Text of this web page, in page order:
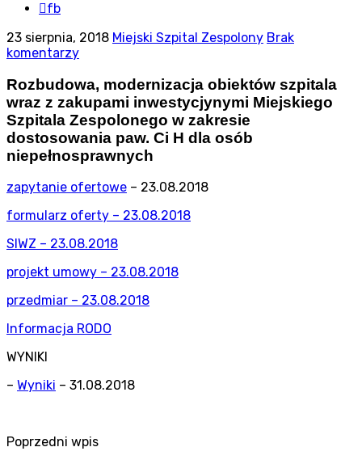
fb
23 sierpnia, 2018 Miejski Szpital Zespolony Brak
komentarzy
Rozbudowa, modernizacja obiektów szpitala
wraz z zakupami inwestycjynymi Miejskiego
Szpitala Zespolonego w zakresie
dostosowania paw. Ci H dla osób
niepełnosprawnych
zapytanie ofertowe – 23.08.2018
formularz oferty – 23.08.2018
SIWZ – 23.08.2018
projekt umowy – 23.08.2018
przedmiar – 23.08.2018
Informacja RODO
WYNIKI
– Wyniki – 31.08.2018
Poprzedni wpis